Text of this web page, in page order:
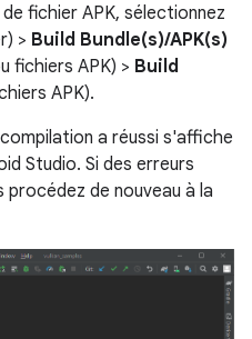
fichier APK, sélectionnez
> Build Bundle(s)/APK(s)
fichiers APK) > Build
APK).
a réussi s'affiche
Studio. Si des erreurs
de nouveau à la